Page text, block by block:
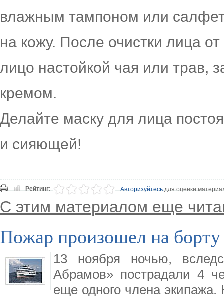
влажным тампоном или
на кожу. После очистки лица
лицо настойкой чая или трав,
кремом.
Делайте маску для лица
и сияющей!
Рейтинг: Авторизуйтесьдля оценки
С этим материалом еще
Пожар произошел на борту
13 ноября ночью,
Абрамов» пострадали 4
еще одного члена